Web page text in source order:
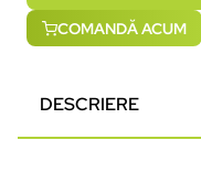
COMANDĂ ACUM
DESCRIERE